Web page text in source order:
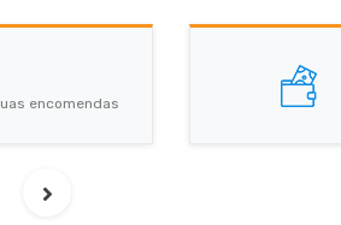
encomendas